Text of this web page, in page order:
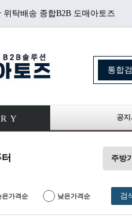
탁배송 종합B2B 도매아토즈
공
주방
은가격순 낮은가격순 검